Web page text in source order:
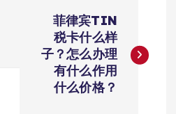
菲律宾TIN
税卡什么样
子？怎么办理
有什么作用
什么价格？